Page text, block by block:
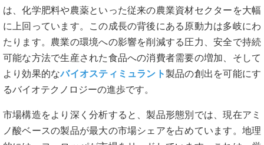
は、化学肥料や農薬といった従来の農業資材セクターを大幅
に上回っています。この成長の背後にある原動力は多岐にわ
たります。農業の環境への影響を削減する圧力、安全で持続
可能な方法で生産された食品への消費者需要の増加、そして
より効果的なバイオスティミュラント製品の創出を可能にす
るバイオテクノロジーの進歩です。
市場構造をより深く分析すると、製品形態別では、現在アミ
ノ酸ベースの製品が最大の市場シェアを占めています。地理